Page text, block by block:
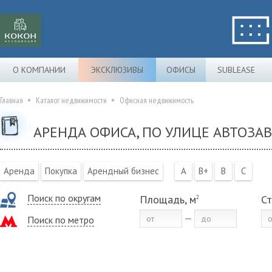
О КОМПАНИИ ЭКСКЛЮЗИВЫ ОФИСЫ SUBLEASE
Главная Каталог недвижимости Офисная недвижимость
АРЕНДА ОФИСА, ПО УЛИЦЕ
Аренда Покупка Арендный бизнес A B+ B C
Поиск по округам
Поиск по метро
Площадь, м2